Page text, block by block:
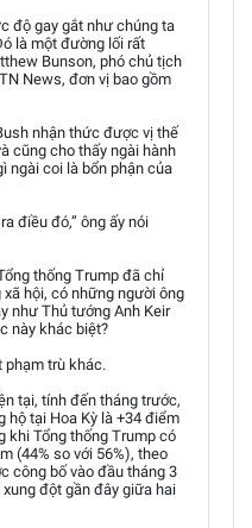
độ gay gắt như chúng ta
là một đường lối rất
Bunson, phó chủ tịch
News, đơn vị bao gồm
nhận thức được vị thế
cũng cho thấy ngài hành
ngài coi là bổn phận của
điều đó,” ông ấy nói
thống Trump đã chỉ
hội, có những người ông
như Thủ tướng Anh Keir
này khác biệt?
phạm trù khác.
tại, tính đến tháng trước,
hộ tại Hoa Kỳ là +34 điểm
khi Tổng thống Trump có
(44% so với 56%), theo
công bố vào đầu tháng 3
đột gần đây giữa hai